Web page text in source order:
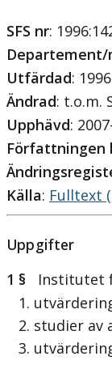
SFS nr:
Utfärdad:
Ändrad: t.o.m.
Upphävd:
Författningen
Källa: Fulltext
Uppgifter
1 § Institutet
1.
2. studier av
3.